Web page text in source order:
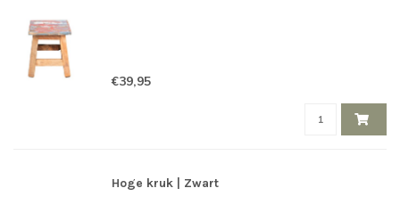
€39,95
Hoge kruk | Zwart